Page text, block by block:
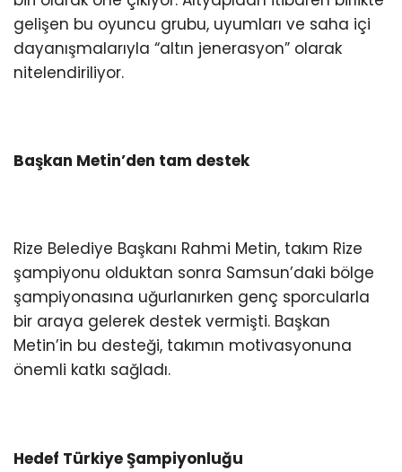
gelişen bu oyuncu grubu, uyumları ve saha içi
dayanışmalarıyla “altın jenerasyon” olarak
nitelendiriliyor.
Başkan Metin’den tam destek
Rize Belediye Başkanı Rahmi Metin, takım Rize
şampiyonu olduktan sonra Samsun’daki bölge
şampiyonasına uğurlanırken genç sporcularla
bir araya gelerek destek vermişti. Başkan
Metin’in bu desteği, takımın motivasyonuna
önemli katkı sağladı.
Hedef Türkiye Şampiyonluğu